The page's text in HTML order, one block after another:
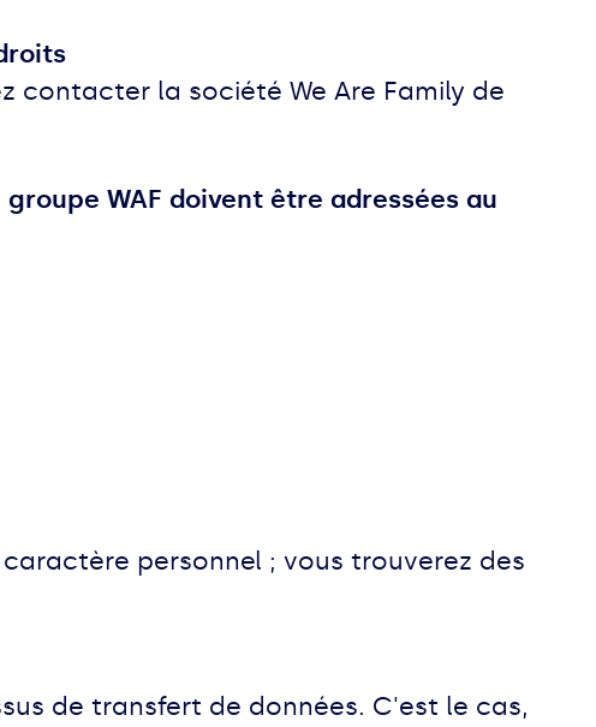
contacter la société We Are Family de
WAF doivent être adressées au
personnel ; vous trouverez des
de transfert de données. C'est le cas,